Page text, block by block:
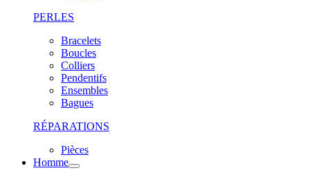
PERLES
Bracelets
Boucles
Colliers
Pendentifs
Ensembles
Bagues
RÉPARATIONS
Pièces
Homme